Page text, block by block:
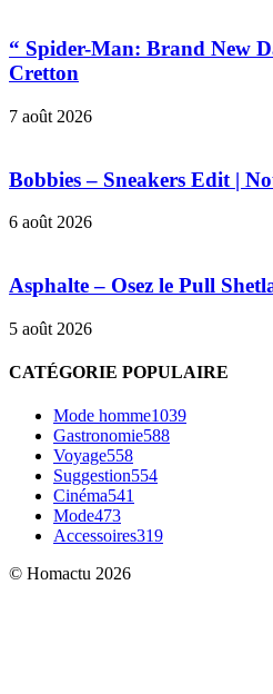
“ Spider-Man: Brand New
Cretton
7 août 2026
Bobbies – Sneakers Edit |
6 août 2026
Asphalte – Osez le Pull
5 août 2026
CATÉGORIE POPULAIRE
Mode homme1039
Gastronomie588
Voyage558
Suggestion554
Cinéma541
Mode473
Accessoires319
© Homactu 2026